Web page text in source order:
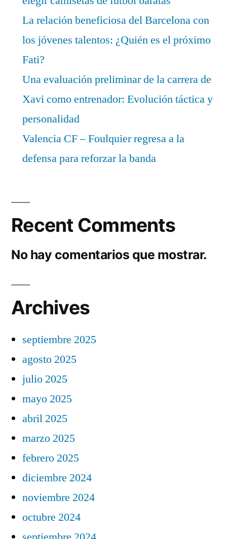
La relación beneficiosa del Barcelona con
los jóvenes talentos: ¿Quién es el próximo
Fati?
Una evaluación preliminar de la carrera de
Xavi como entrenador: Evolución táctica y
personalidad
Valencia CF – Foulquier regresa a la
defensa para reforzar la banda
Recent Comments
No hay comentarios que mostrar.
Archives
septiembre 2025
agosto 2025
julio 2025
mayo 2025
abril 2025
marzo 2025
febrero 2025
diciembre 2024
noviembre 2024
octubre 2024